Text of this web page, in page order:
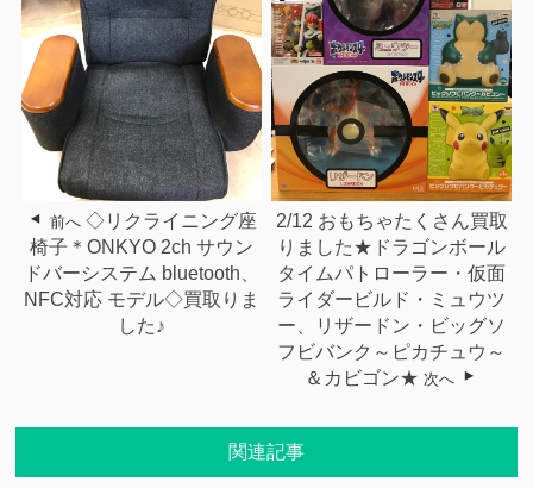
前へ ◇リクライニング座
椅子＊ONKYO 2ch サウン
ドバーシステム bluetooth、
NFC対応 モデル◇買取りま
した♪
2/12 おもちゃたくさん買取
りました★ドラゴンボール
タイムパトローラー・仮面
ライダービルド・ミュウツ
ー、リザードン・ビッグソ
フビバンク～ピカチュウ～
＆カビゴン★ 次へ
関連記事